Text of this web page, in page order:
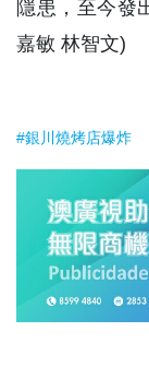
隱患，至今發
嘉敏 林智文)
#銀川燒烤店爆炸